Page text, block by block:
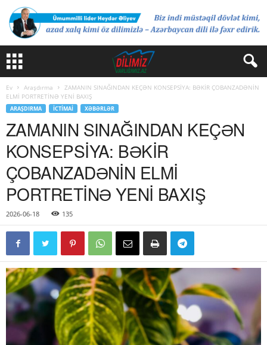
Ev Araşdırma
ZAMANIN SINAĞINDAN KEÇƏN KONSEPSİYA: BƏKİR ÇOBANZADƏNİN
ELMİ PORTRETİNƏ YENİ BAXIŞ
ARAŞDIRMA İCTIMAI XƏBƏRLƏR
ZAMANIN SINAĞINDAN KEÇƏN
KONSEPSİYA: BƏKİR
ÇOBANZADƏNİN ELMİ
PORTRETİNƏ YENİ BAXIŞ
2026-06-18 135